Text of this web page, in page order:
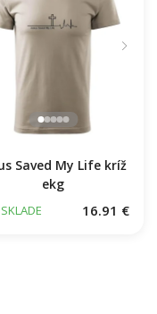
Saved My Life kríž
ekg
16.91 €